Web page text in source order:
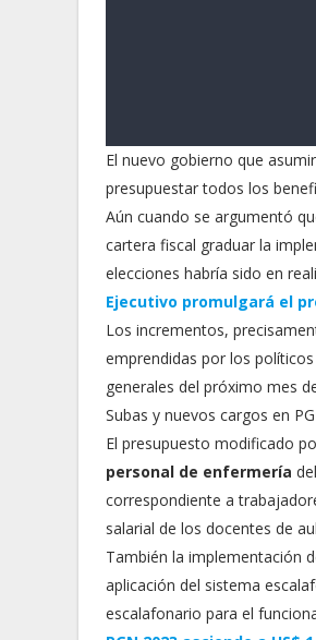
El nuevo gobierno que
presupuestar todos los
Aún cuando se argumentó
cartera fiscal graduar la
elecciones habría sido en
Ejecutivo promulgará el
Los incrementos,
emprendidas por los
generales del próximo mes
Subas y nuevos cargos en
El presupuesto modificado
personal de enfermería
correspondiente a
salarial de los docentes de
También la implementación
aplicación del sistema
escalafonario para el